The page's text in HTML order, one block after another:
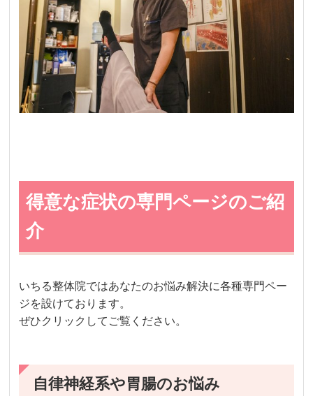
得意な症状の専門ページのご紹
介
いちる整体院ではあなたのお悩み解決に各種専門ペー
ジを設けております。
ぜひクリックしてご覧ください。
自律神経系や胃腸のお悩み